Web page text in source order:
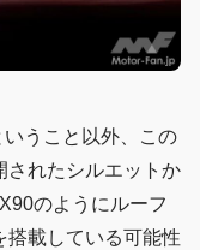
うこと以外、この
されたシルエットか
のようにルーフ
搭載している可能性